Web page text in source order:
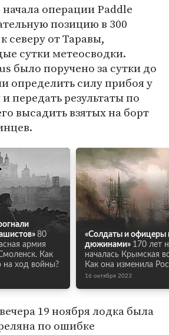
операции Paddle
позицию в 300
северу от Таравы,
сутки метеосводки.
было поручено за сутки до
определить силу прибоя у
передать результаты по
высадить взятых на борт
80
армия
Как
на ход войны?
«Солдаты и офицеры
дюжинами» 170 лет
началась Крымская
Как она изменила
16 октября 2023
19 ноября лодка была
по ошибке